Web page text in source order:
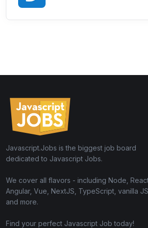
Javascript.Jobs is the biggest job board
dedicated to Javascript Jobs.
We cover all flavors - including Node,
Angular, Vue, NextJS, TypeScript, vanilla JS
and more.
Find your perfect Javascript Job today!